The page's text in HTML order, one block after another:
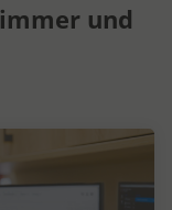
und